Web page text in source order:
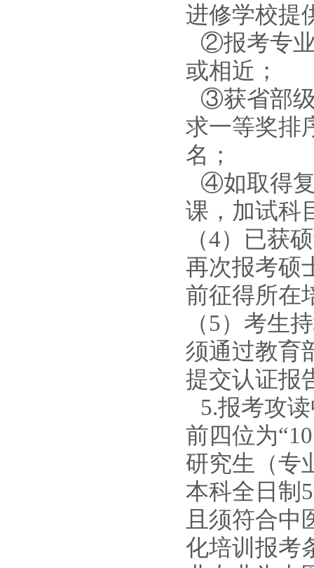
进修学校提
②报考专
或相近；
③获省部
求一等奖排
名；
④如取得
课，加试科
（4） 已获
再次报考硕
前征得所在
（5） 考生
须通过教育
提交认证报
5.报考攻
前四位为
研究生（专
本科全日制
且 须符合中
化培训报考